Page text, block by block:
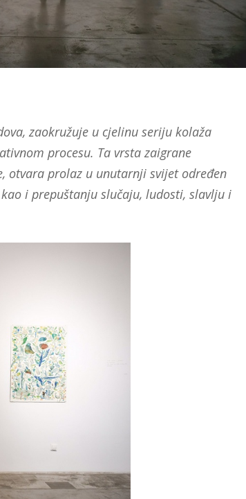
zaokružuje u cjelinu seriju kolaža
procesu. Ta vrsta zaigrane
otvara prolaz u unutarnji svijet određen
i prepuštanju slučaju, ludosti, slavlju i